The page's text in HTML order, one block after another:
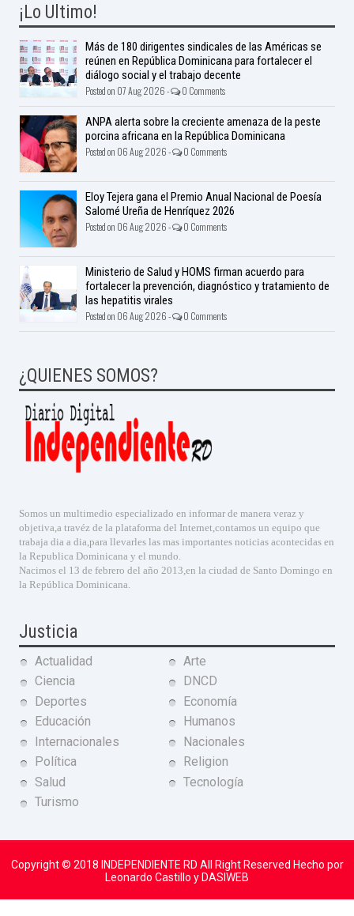
¡Lo Ultimo!
Más de 180 dirigentes sindicales de las Américas se
reúnen en República Dominicana para fortalecer el
diálogo social y el trabajo decente
Posted on 07 Aug 2026 - 0 Comments
ANPA alerta sobre la creciente amenaza de la peste
porcina africana en la República Dominicana
Posted on 06 Aug 2026 - 0 Comments
Eloy Tejera gana el Premio Anual Nacional de Poesía
Salomé Ureña de Henríquez 2026
Posted on 06 Aug 2026 - 0 Comments
Ministerio de Salud y HOMS firman acuerdo para
fortalecer la prevención, diagnóstico y tratamiento de
las hepatitis virales
Posted on 06 Aug 2026 - 0 Comments
¿QUIENES SOMOS?
Somos un multimedio especializado en informar de manera veraz y
objetiva,a travéz de la plataforma del Internet,contamos un equipo que
trabaja dia a dia,para llevarles las mas importantes noticias acontecidas en
la Republica Dominicana y el mundo.
Nacimos el 13 de febrero del año 2013,en la ciudad de Santo Domingo en
la República Dominicana.
Justicia
Actualidad
Arte
Ciencia
DNCD
Deportes
Economía
Educación
Humanos
Internacionales
Nacionales
Política
Religion
Salud
Tecnología
Turismo
Copyright © 2018 INDEPENDIENTE RD All Right Reserved Hecho por
Leonardo Castillo y DASIWEB